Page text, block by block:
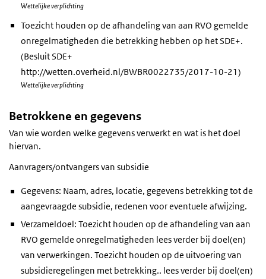
Wettelijke verplichting
Toezicht houden op de afhandeling van aan RVO gemelde
onregelmatigheden die betrekking hebben op het SDE+.
(Besluit SDE+
http://wetten.overheid.nl/BWBR0022735/2017-10-21)
Wettelijke verplichting
Betrokkene en gegevens
Van wie worden welke gegevens verwerkt en wat is het doel
hiervan.
Aanvragers/ontvangers van subsidie
Gegevens: Naam, adres, locatie, gegevens betrekking tot de
aangevraagde subsidie, redenen voor eventuele afwijzing.
Verzameldoel: Toezicht houden op de afhandeling van aan
RVO gemelde onregelmatigheden lees verder bij doel(en)
van verwerkingen. Toezicht houden op de uitvoering van
subsidieregelingen met betrekking.. lees verder bij doel(en)